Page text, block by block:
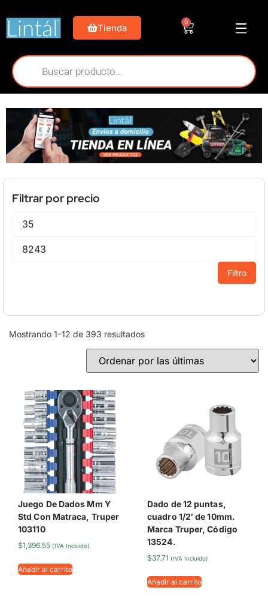
Tienda
0
Filtrar por precio
Filtro
Mostrando 1–12 de 393 resultados
Juego De Dados Mm Y
Std Con Matraca, Truper
103110
$1,396.55 (IVA Incluido)
Añadir al carrito
Dado de 12 puntas,
cuadro 1/2′ de 10mm.
Marca Truper, Código
13524.
$37.71 (IVA Incluido)
Añadir al carrito